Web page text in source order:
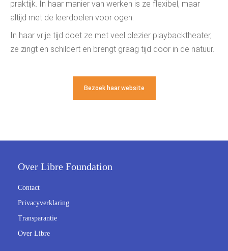
praktijk. In haar manier van werken is ze flexibel, maar
altijd met de leerdoelen voor ogen.
In haar vrije tijd doet ze met veel plezier playbacktheater,
ze zingt en schildert en brengt graag tijd door in de natuur.
Bezoek haar website
Over Libre Foundation
Contact
Privacyverklaring
Transparantie
Over Libre
de
Hierdoor
website-